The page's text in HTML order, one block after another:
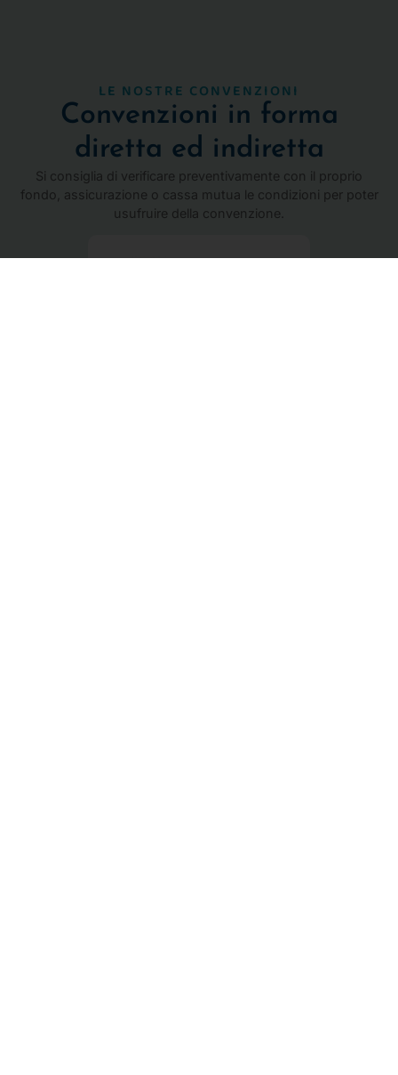
LE NOSTRE CONVENZIONI
Convenzioni in forma
diretta ed indiretta
Si consiglia di verificare preventivamente con il proprio
fondo, assicurazione o cassa mutua le condizioni per poter
usufruire della convenzione.